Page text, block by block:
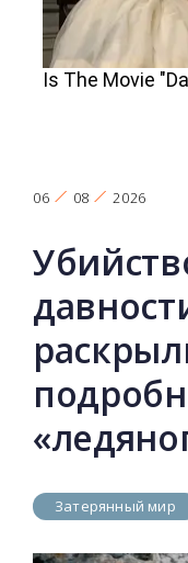
06 08 2026
Затерянный мир